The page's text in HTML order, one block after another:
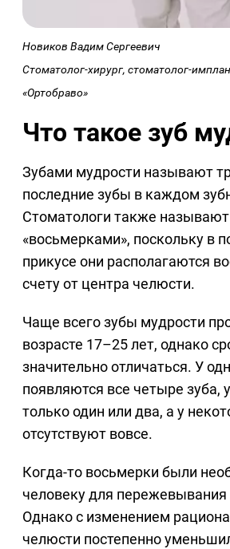
Новиков Вадим Сергеевич
Стоматолог-хирург, стоматолог-
«Ортобраво»
Что такое зуб
Зубами мудрости называют
последние зубы в каждом
Стоматологи также
«восьмерками», поскольку в
прикусе они располагаются
счету от центра челюсти.
Чаще всего зубы мудрости
возрасте 17–25 лет, однако
значительно отличаться. У
появляются все четыре зуба,
только один или два, а у
отсутствуют вовсе.
Когда-то восьмерки были
человеку для
Однако с изменением
челюсти постепенно